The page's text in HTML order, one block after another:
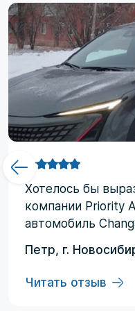
Хотелоcь бы
компании Priority
автомобиль
компании узнал
работе. Работал
Евгений, логисты
Петр, г.
Читать отзыв